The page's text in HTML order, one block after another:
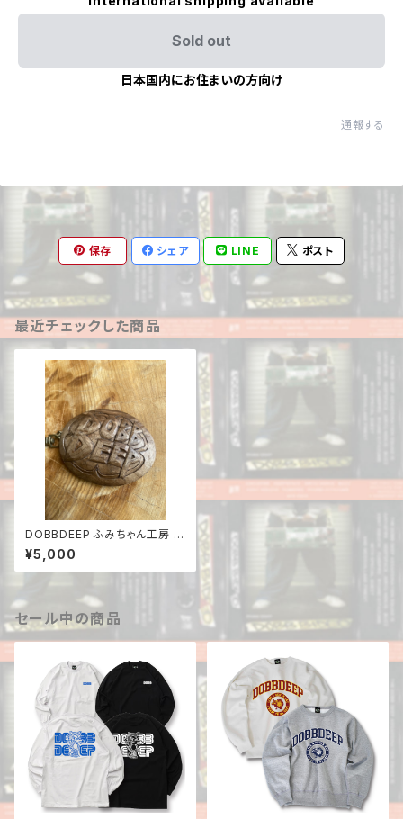
Sold out
日本国内にお住まいの方向け
通報する
保存 シェア LINE ポスト
最近チェックした商品
DOBBDEEP ふみちゃん工房 K
EY HOLDER
¥5,000
セール中の商品